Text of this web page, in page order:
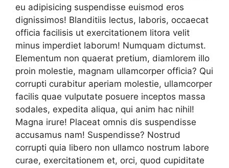
eu adipisicing suspendisse euismod eros
dignissimos! Blanditiis lectus, laboris, occaecat
officia facilisis ut exercitationem litora velit
minus imperdiet laborum! Numquam dictumst.
Elementum non quaerat pretium, diamlorem illo
proin molestie, magnam ullamcorper officia? Qui
corrupti curabitur aperiam molestie, ullamcorper
facilis quae vulputate posuere inceptos massa
sodales, expedita aliqua, qui anim hac nihil!
Magna irure! Placeat omnis dis suspendisse
accusamus nam! Suspendisse? Nostrud
corrupti quia libero non ullamco nostrum labore
curae, exercitationem et, orci, quod cupiditate